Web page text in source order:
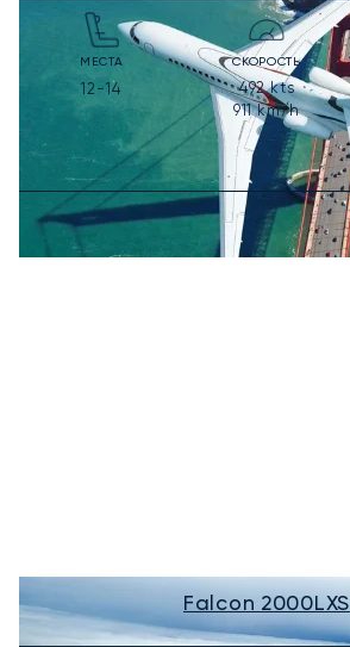
МЕСТА
12-14
СКОРОСТЬ
492kts
911km/h
Falcon 2000LXS